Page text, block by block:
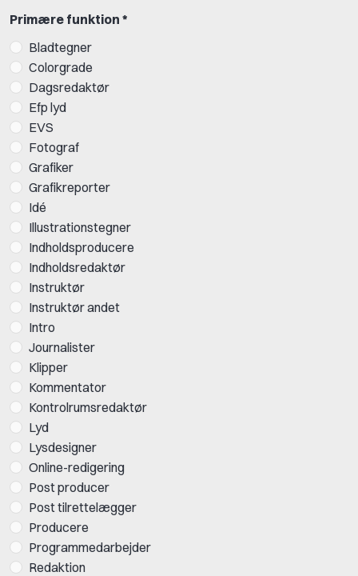
Primære funktion *
Bladtegner
Colorgrade
Dagsredaktør
Efp lyd
EVS
Fotograf
Grafiker
Grafikreporter
Idé
Illustrationstegner
Indholdsproducere
Indholdsredaktør
Instruktør
Instruktør andet
Intro
Journalister
Klipper
Kommentator
Kontrolrumsredaktør
Lyd
Lysdesigner
Online-redigering
Post producer
Post tilrettelægger
Producere
Programmedarbejder
Redaktion